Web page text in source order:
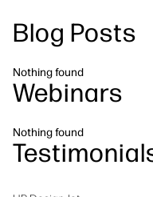
Soluções de processo de
Blog Posts
Nothing found
Webinars
Nothing found